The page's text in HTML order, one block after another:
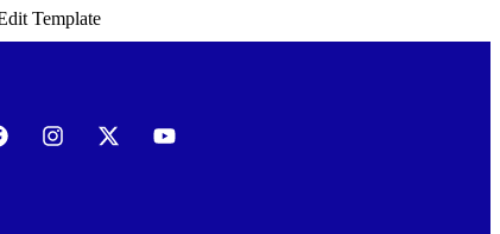
Template